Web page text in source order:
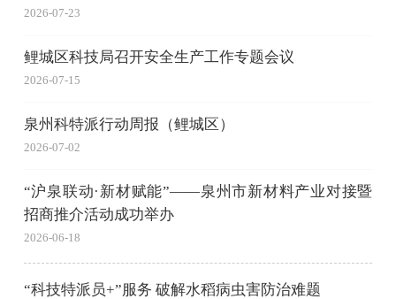
2026-07-23
鲤城区科技局召开安全生产工作专题会议
2026-07-15
泉州科特派行动周报（鲤城区）
2026-07-02
“沪泉联动·新材赋能”——泉州市新材料产业对接暨
招商推介活动成功举办
2026-06-18
“科技特派员+”服务 破解水稻病虫害防治难题